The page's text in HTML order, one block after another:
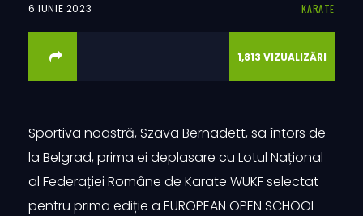
6 IUNIE 2023 KARATE
1,813 VIZUALIZĂRI
Sportiva noastră, Szava Bernadett, sa întors de
la Belgrad, prima ei deplasare cu Lotul Național
al Federației Române de Karate WUKF selectat
pentru prima ediție a EUROPEAN OPEN SCHOOL